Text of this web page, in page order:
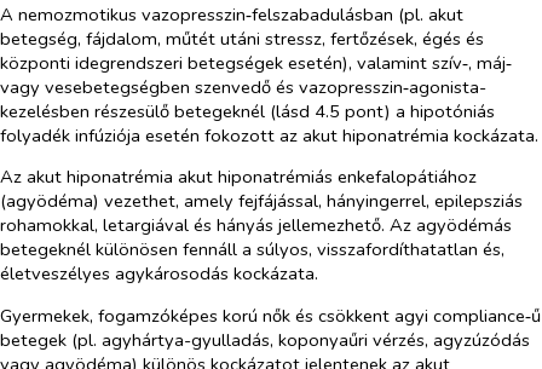
A nemozmotikus vazopresszin‑felszabadulásban (pl. akut
betegség, fájdalom, műtét utáni stressz, fertőzések, égés és
központi idegrendszeri betegségek esetén), valamint szív‑, máj‑
vagy vesebetegségben szenvedő és vazopresszin‑agonista-
kezelésben részesülő betegeknél (lásd 4.5 pont) a hipotóniás
folyadék infúziója esetén fokozott az akut hiponatrémia kockázata.
Az akut hiponatrémia akut hiponatrémiás enkefalopátiához
(agyödéma) vezethet, amely fejfájással, hányingerrel, epilepsziás
rohamokkal, letargiával és hányás jellemezhető. Az agyödémás
betegeknél különösen fennáll a súlyos, visszafordíthatatlan és,
életveszélyes agykárosodás kockázata.
Gyermekek, fogamzóképes korú nők és csökkent agyi compliance‑ű
betegek (pl. agyhártya-gyulladás, koponyaűri vérzés, agyzúzódás